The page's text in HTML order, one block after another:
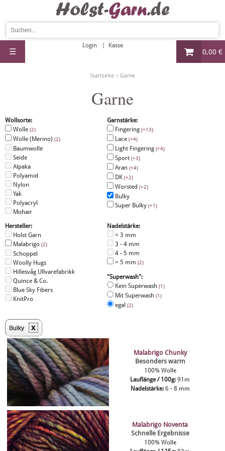
0,00 €
Login Kasse
☰
Startseite » Garne
Garne
Wollsorte:
Wolle (2)
Wolle (Merino) (2)
Baumwolle
Seide
Alpaka
Polyamid
Nylon
Yak
Polyacryl
Mohair
Garnstärke:
Fingering (+13)
Lace (+4)
Light Fingering (+4)
Sport (+3)
Aran (+4)
DK (+2)
Worsted (+2)
Bulky
Super Bulky (+1)
Hersteller:
Holst Garn
Malabrigo (2)
Schoppel
Woolly Hugs
Hillesvåg Ullvarefabrikk
Quince & Co.
Blue Sky Fibers
KnitPro
Nadelstärke:
< 3 mm
3 - 4 mm
4 - 5 mm
> 5 mm (2)
"Superwash":
Kein Superwash (1)
Mit Superwash (1)
egal (2)
Bulky x
Malabrigo Chunky
Besonders warm
100% Wolle
Lauflänge / 100g:91m
Nadelstärke: 6 - 8 mm
Malabrigo Noventa
Schnelle Ergebnisse
100% Wolle